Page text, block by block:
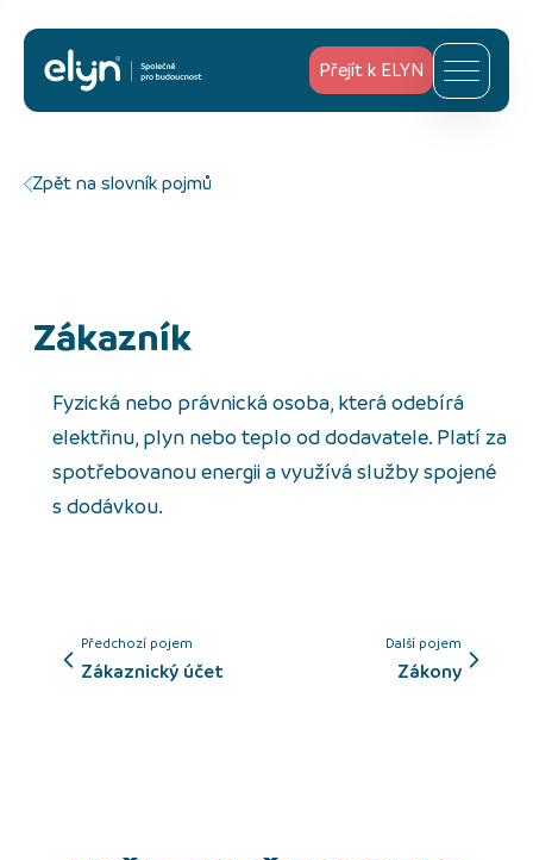
Přejít k ELYN
Zpět na slovník pojmů
Zákazník
Fyzická nebo právnická osoba, která odebírá
elektřinu, plyn nebo teplo od dodavatele. Platí za
spotřebovanou energii a využívá služby spojené
s dodávkou.
Předchozí pojem
Zákaznický účet
Další pojem
zákony